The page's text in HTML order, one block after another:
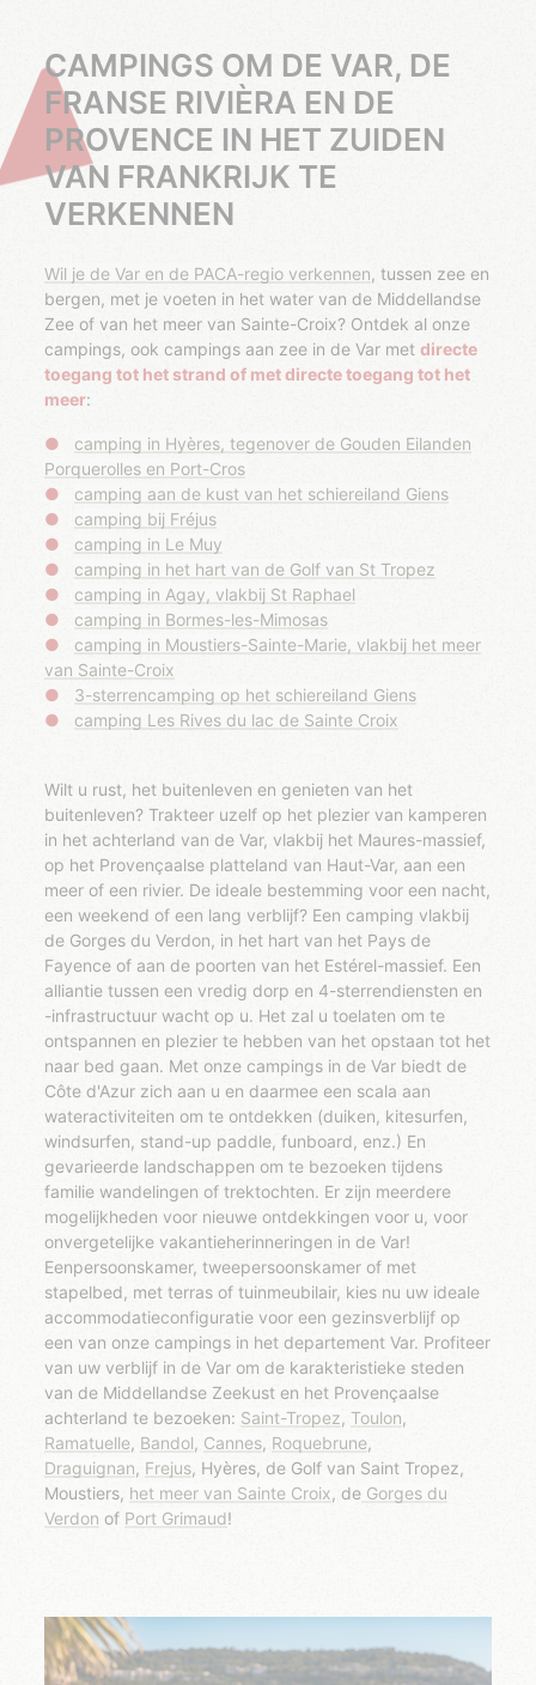
CAMPINGS OM DE VAR, DE
FRANSE RIVIÈRA EN DE
PROVENCE IN HET ZUIDEN
VAN FRANKRIJK TE
VERKENNEN
Wil je de Var en de PACA-regio verkennen, tussen zee en
bergen, met je voeten in het water van de Middellandse
Zee of van het meer van Sainte-Croix? Ontdek al onze
campings, ook campings aan zee in de Var metdirecte
toegang tot het strand of met directe toegang tot het
meer:
camping in Hyères, tegenover de Gouden Eilanden
Porquerolles en Port-Cros
camping aan de kust van het schiereiland Giens
camping bij Fréjus
camping in Le Muy
camping in het hart van de Golf van St Tropez
camping in Agay, vlakbij St Raphael
camping in Bormes-les-Mimosas
camping in Moustiers-Sainte-Marie, vlakbij het meer
van Sainte-Croix
3-sterrencamping op het schiereiland Giens
camping Les Rives du lac de Sainte Croix
Wilt u rust, het buitenleven en genieten van het
buitenleven? Trakteer uzelf op het plezier van kamperen
in het achterland van de Var, vlakbij het Maures-massief,
op het Provençaalse platteland van Haut-Var, aan een
meer of een rivier. De ideale bestemming voor een nacht,
een weekend of een lang verblijf? Een camping vlakbij
de Gorges du Verdon, in het hart van het Pays de
Fayence of aan de poorten van het Estérel-massief. Een
alliantie tussen een vredig dorp en 4-sterrendiensten en
-infrastructuur wacht op u. Het zal u toelaten om te
ontspannen en plezier te hebben van het opstaan ​​tot het
naar bed gaan. Met onze campings in de Var biedt de
Côte d'Azur zich aan u en daarmee een scala aan
wateractiviteiten om te ontdekken (duiken, kitesurfen,
windsurfen, stand-up paddle, funboard, enz.) En
gevarieerde landschappen om te bezoeken tijdens
familie wandelingen of trektochten. Er zijn meerdere
mogelijkheden voor nieuwe ontdekkingen voor u, voor
onvergetelijke vakantieherinneringen in de Var!
Eenpersoonskamer, tweepersoonskamer of met
stapelbed, met terras of tuinmeubilair, kies nu uw ideale
accommodatieconfiguratie voor een gezinsverblijf op
een van onze campings in het departement Var. Profiteer
van uw verblijf in de Var om de karakteristieke steden
van de Middellandse Zeekust en het Provençaalse
achterland te bezoeken: Saint-Tropez, Toulon,
Ramatuelle, Bandol, Cannes, Roquebrune,
Draguignan, Frejus, Hyères, de Golf van Saint Tropez,
Moustiers, het meer van Sainte Croix, de Gorges du
Verdon of Port Grimaud!